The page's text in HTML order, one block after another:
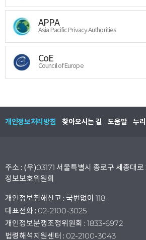
APPA
Asia Pacific Privacy Authorities
CoE
Council of Europe
개인정보처리방침 찾아오시는 길 도움말 누
주소 : (우)03171 서울특별시 종로구 세종대
정보보호위원회
개인정보침해신고 : 국번없이 118
대표전화 : 02-2100-3025
개인정보분쟁조정위원회 : 1833-6972
법령해석지원센터 : 02-2100-3043